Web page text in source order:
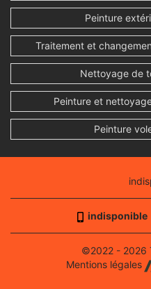
Peinture
Traitement et
Nettoyage de
Peinture et
Peinture
indisponible
©2022 - 2026
Mentions légales